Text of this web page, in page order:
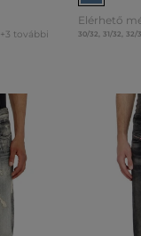
+3 további
Elérhető
30/32, 31/32, 32/